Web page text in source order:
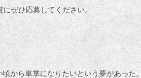
ぜひ応募してください。
から車掌になりたいという夢があった